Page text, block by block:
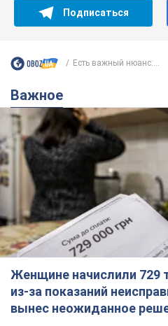
Подписаться
Есть важный нюанс:...
Важное
Женщине начислили 729
из-за показаний
вынес неожиданное